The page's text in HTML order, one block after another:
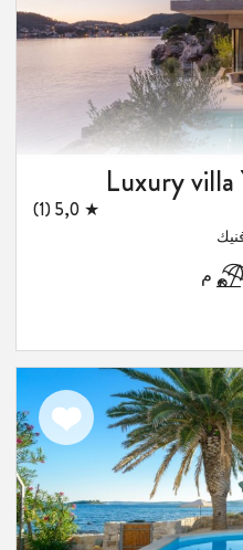
Luxury
★ 5,0 (1)
اضف
الى
المفضلة